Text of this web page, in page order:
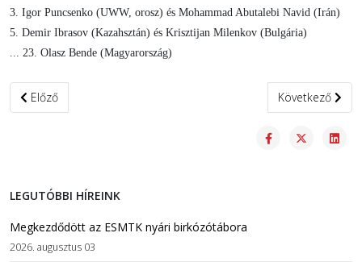
3. Igor Puncsenko (UWW, orosz) és Mohammad Abutalebi Navid (Irán)
5. Demir Ibrasov (Kazahsztán) és Krisztijan Milenkov (Bulgária)
... 23. Olasz Bende (Magyarország)
Előző cikk: Három viadallal kezdtük az őszi versenyszezont
Előző Következő
Következő
LEGUTÓBBI HÍREINK
Megkezdődött az ESMTK nyári birkózótábora
2026. augusztus 03